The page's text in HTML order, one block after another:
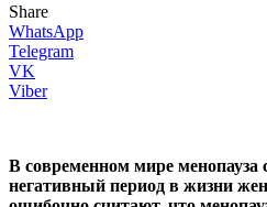
Share
WhatsApp
Telegram
VK
Viber
В современном мире менопауза
негативный период в жизни